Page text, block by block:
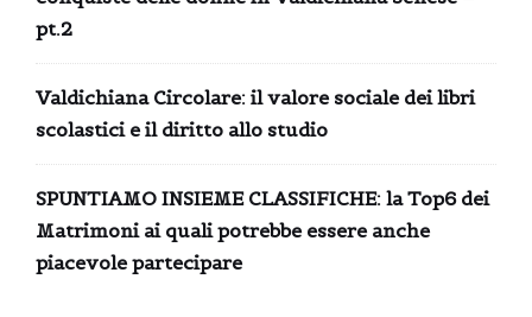
pt.2
Valdichiana Circolare: il valore sociale dei libri
scolastici e il diritto allo studio
SPUNTIAMO INSIEME CLASSIFICHE: la Top6 dei
Matrimoni ai quali potrebbe essere anche
piacevole partecipare